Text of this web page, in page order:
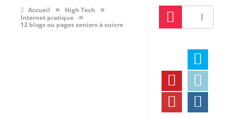
Accueil » High Tech »
Internet pratique »
12 blogs ou pages seniors à suivre